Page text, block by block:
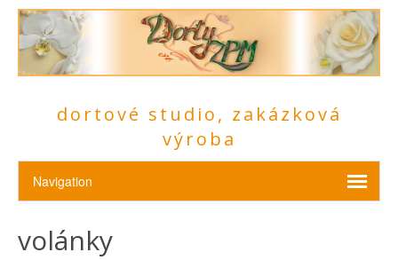
dortové studio, zakázková
výroba
volánky